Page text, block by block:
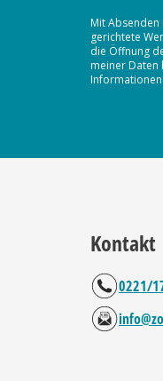
Mit Absenden
gerichtete
die Öffnung
meiner Daten
Kontakt
0221/